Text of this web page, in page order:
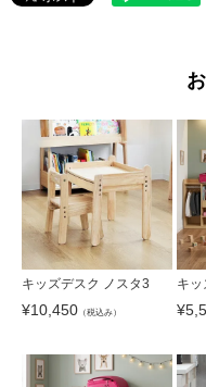
キッズデスク ノスタ3
¥10,450 （税込み）
キッ
¥